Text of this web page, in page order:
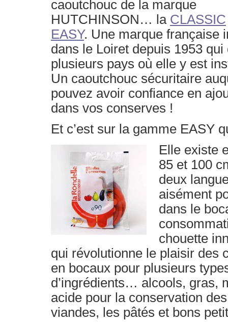
caoutchouc de la marque
HUTCHINSON… la CLASSIC
EASY. Une marque française i
dans le Loiret depuis 1953 qui
plusieurs pays où elle y est
Un caoutchouc sécuritaire
pouvez avoir confiance en
dans vos conserves !
Et c’est sur la gamme EASY
Elle existe
85 et 100
deux
aisément
dans le
chouette
qui révolutionne le plaisir des
en bocaux pour plusieurs
d’ingrédients… alcools, gras,
acide pour la conservation
viandes, les pâtés et bons